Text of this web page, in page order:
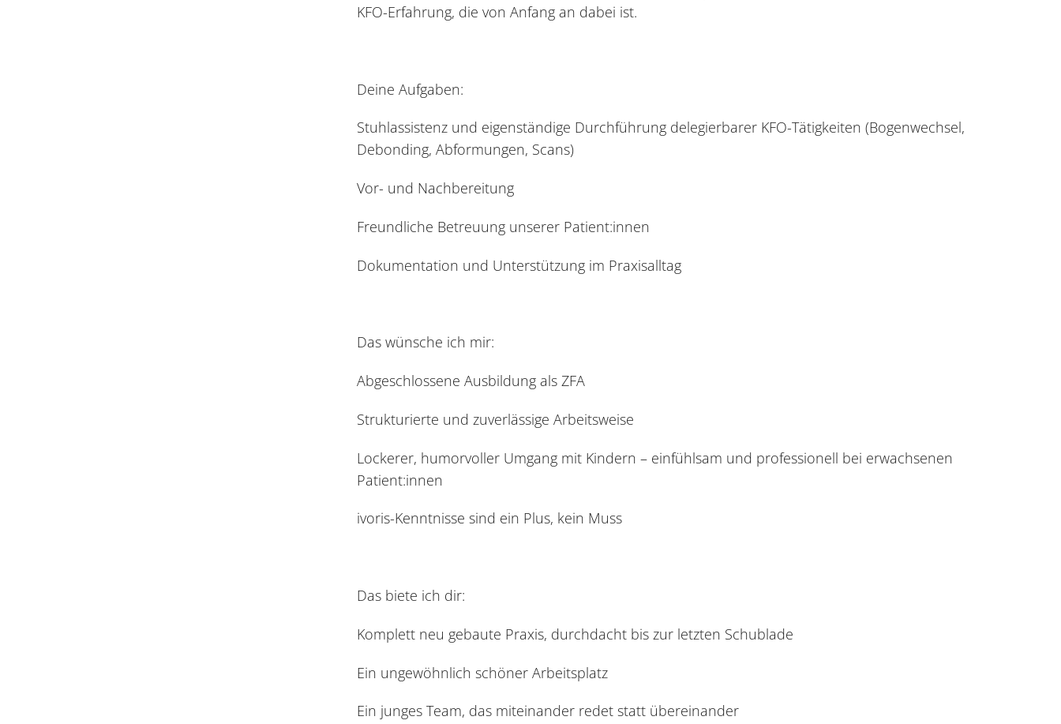
KFO-Erfahrung, die von Anfang an dabei ist.
Deine Aufgaben:
Stuhlassistenz und eigenständige Durchführung delegierbarer KFO-Tätigkeiten (Bogenwechsel,
Debonding, Abformungen, Scans)
Vor- und Nachbereitung
Freundliche Betreuung unserer Patient:innen
Dokumentation und Unterstützung im Praxisalltag
Das wünsche ich mir:
Abgeschlossene Ausbildung als ZFA
Strukturierte und zuverlässige Arbeitsweise
Lockerer, humorvoller Umgang mit Kindern – einfühlsam und professionell bei erwachsenen
Patient:innen
ivoris-Kenntnisse sind ein Plus, kein Muss
Das biete ich dir:
Komplett neu gebaute Praxis, durchdacht bis zur letzten Schublade
Ein ungewöhnlich schöner Arbeitsplatz
Ein junges Team, das miteinander redet statt übereinander